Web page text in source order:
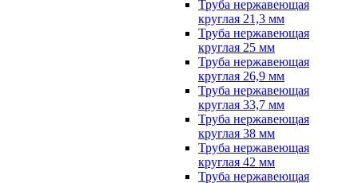
Труба нержавеющая
круглая 21,3 мм
Труба нержавеющая
круглая 25 мм
Труба нержавеющая
круглая 26,9 мм
Труба нержавеющая
круглая 33,7 мм
Труба нержавеющая
круглая 38 мм
Труба нержавеющая
круглая 42 мм
Труба нержавеющая